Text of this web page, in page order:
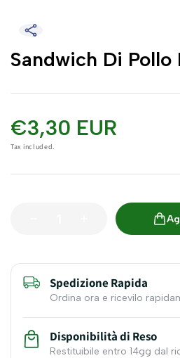
Sandwich Di Pollo
€3,30 EUR
Tax included.
Spedizione Rapida
Ordina ora e ricevilo
Disponibilità di Reso
Restituibile entro 14gg dal